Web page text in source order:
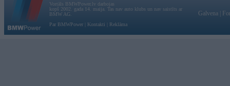
Vortāls BMWPower.lv darbojas
kopš 2002. gada 14. maija. Tas nav auto klubs un nav saistīts ar
BMW AG.
Par BMWPower
Kontakti Reklāma
Galvena